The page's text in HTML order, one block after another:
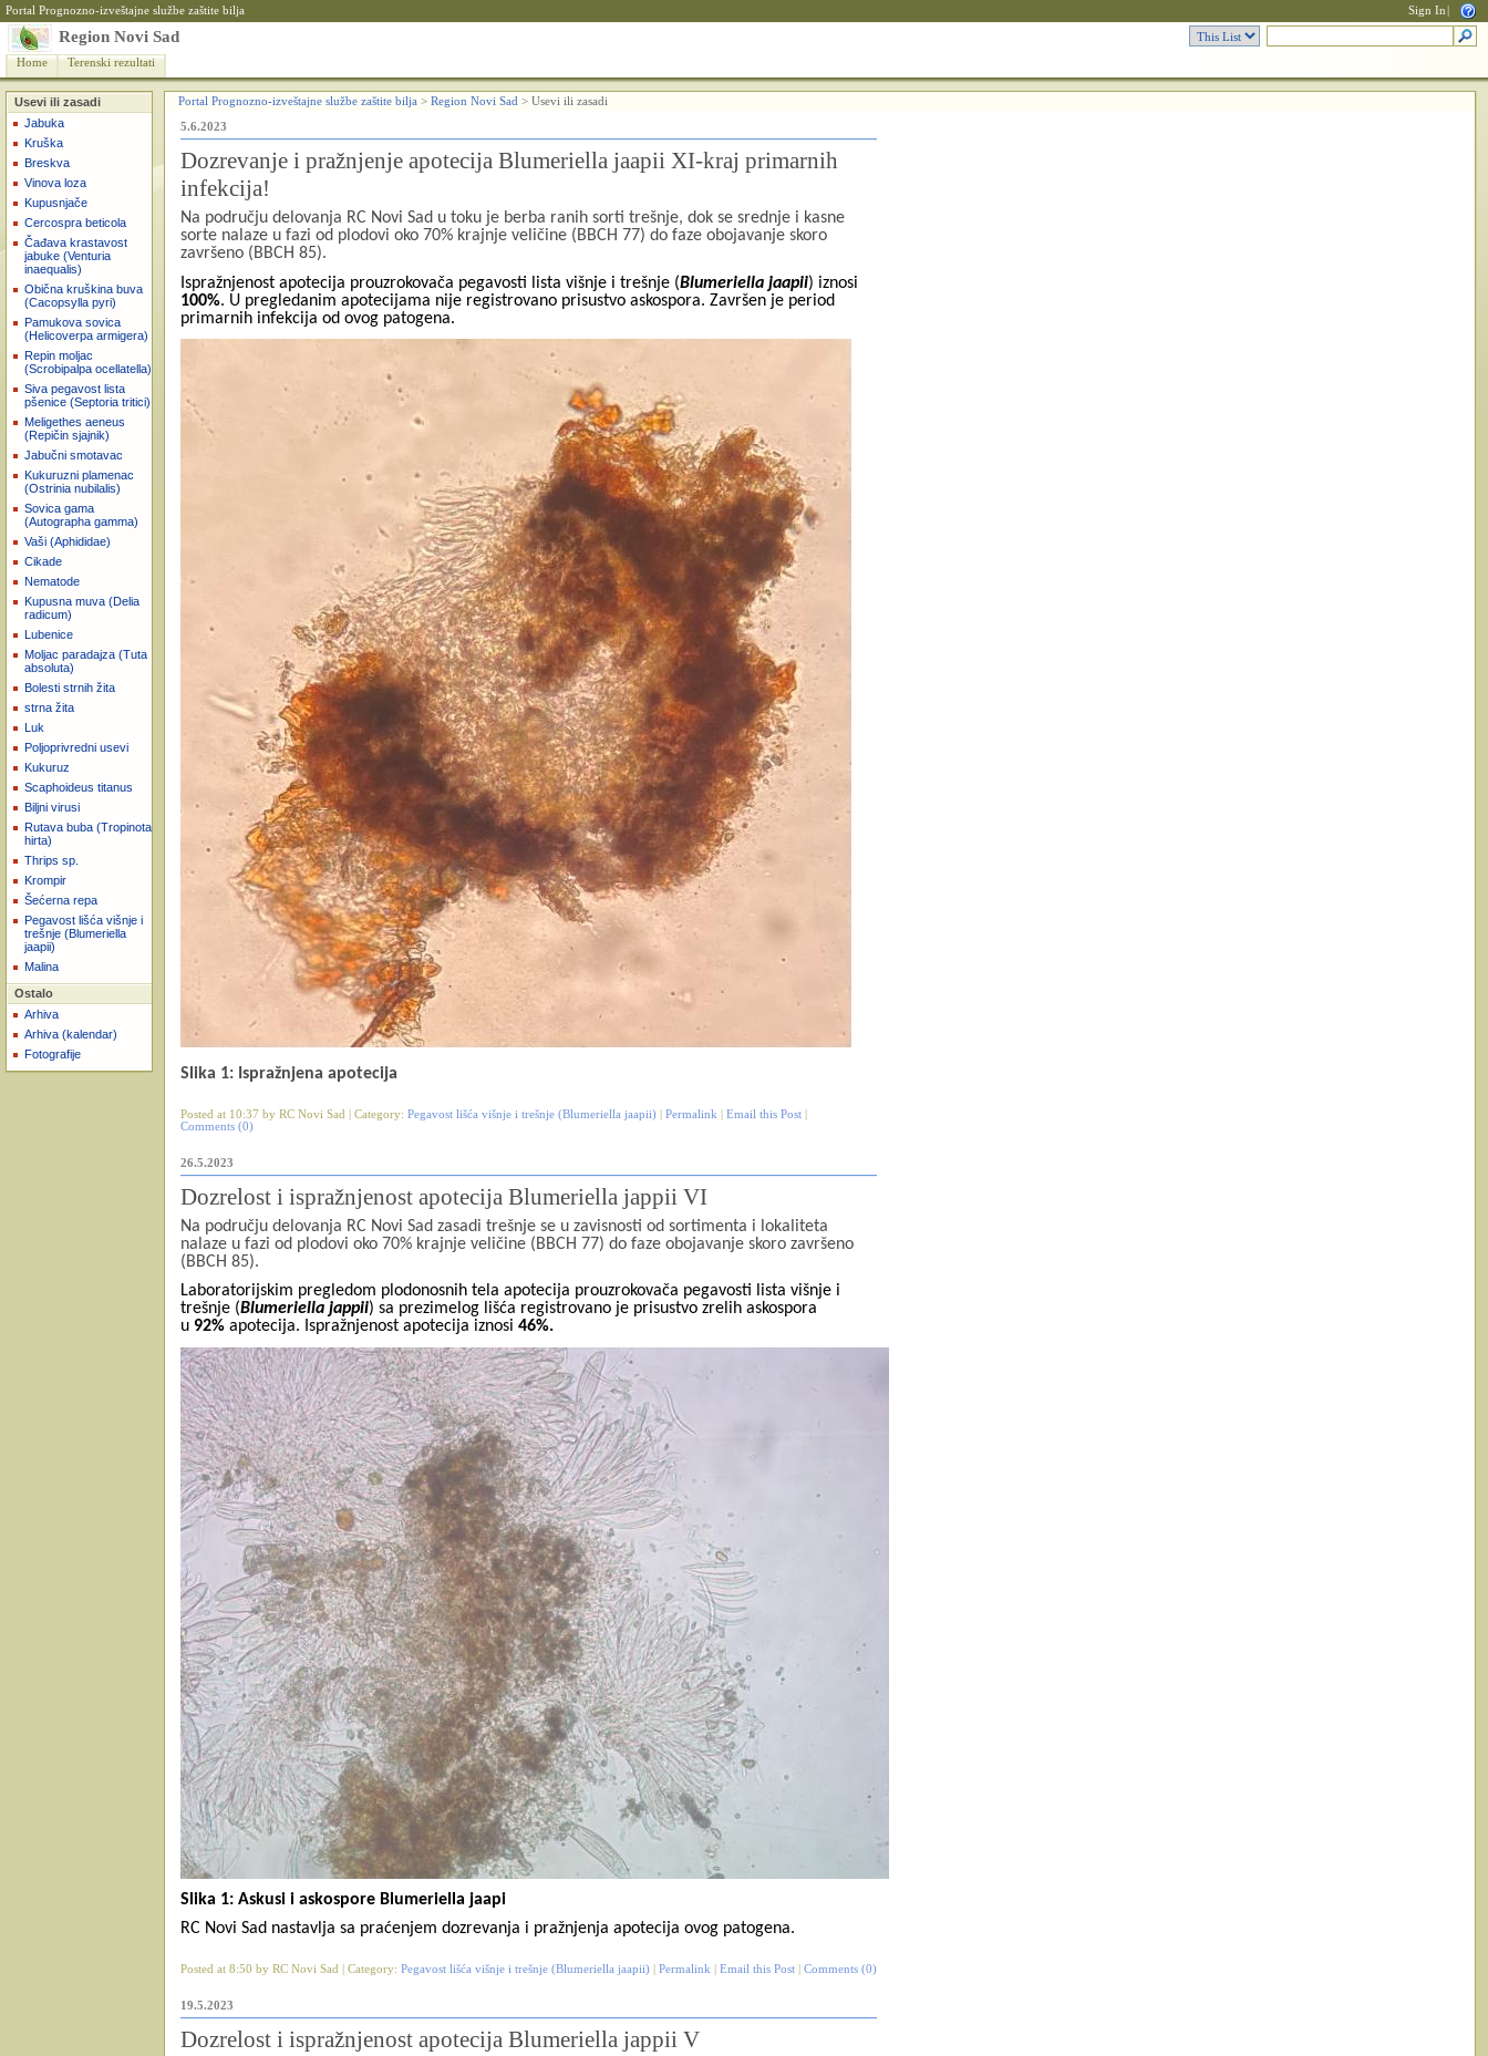
Portal Prognozno-izveštajne službe zaštite bilja Sign In
Region Novi Sad
Home Terenski rezultati
Usevi ili zasadi
Jabuka
Kruška
Breskva
Vinova loza
Kupusnjače
Cercospra beticola
Čađava krastavost
jabuke (Venturia
inaequalis)
Obična kruškina buva
(Cacopsylla pyri)
Pamukova sovica
(Helicoverpa armigera)
Repin moljac
(Scrobipalpa ocellatella)
Siva pegavost lista
pšenice (Septoria tritici)
Meligethes aeneus
(Repičin sjajnik)
Jabučni smotavac
Kukuruzni plamenac
(Ostrinia nubilalis)
Sovica gama
(Autographa gamma)
Vaši (Aphididae)
Cikade
Nematode
Kupusna muva (Delia
radicum)
Lubenice
Moljac paradajza (Tuta
absoluta)
Bolesti strnih žita
strna žita
Luk
Poljoprivredni usevi
Kukuruz
Scaphoideus titanus
Biljni virusi
Rutava buba (Tropinota
hirta)
Thrips sp.
Krompir
Šećerna repa
Pegavost lišća višnje i
trešnje (Blumeriella
jaapii)
Malina
Ostalo
Arhiva
Arhiva (kalendar)
Fotografije
Portal Prognozno-izveštajne službe zaštite bilja > Region Novi Sad > Usevi ili zasadi
5.6.2023
Dozrevanje i pražnjenje apotecija Blumeriella jaapii XI-kraj primarnih
infekcija!
Na području delovanja RC Novi Sad u toku je berba ranih sorti trešnje, dok se srednje i kasne
sorte nalaze u fazi od plodovi oko 70% krajnje veličine (BBCH 77) do faze obojavanje skoro
završeno (BBCH 85).
Ispražnjenost apotecija prouzrokovača pegavosti lista višnje i trešnje (Blumeriella jaapii) iznosi
100%. U pregledanim apotecijama nije registrovano prisustvo askospora. Završen je period
primarnih infekcija od ovog patogena.
Slika 1: Ispražnjena apotecija
Posted at 10:37 by RC Novi Sad | Category: Pegavost lišća višnje i trešnje (Blumeriella jaapii) Permalink Email this Post
Comments (0)
26.5.2023
Dozrelost i ispražnjenost apotecija Blumeriella jappii VI
Na području delovanja RC Novi Sad zasadi trešnje se u zavisnosti od sortimenta i lokaliteta
nalaze u fazi od plodovi oko 70% krajnje veličine (BBCH 77) do faze obojavanje skoro završeno
(BBCH 85).
Laboratorijskim pregledom plodonosnih tela apotecija prouzrokovača pegavosti lista višnje i
trešnje (Blumeriella jappii) sa prezimelog lišća registrovano je prisustvo zrelih askospora
u 92% apotecija. Ispražnjenost apotecija iznosi 46%.
Slika 1: Askusi i askospore Blumeriella jaapi
RC Novi Sad nastavlja sa praćenjem dozrevanja i pražnjenja apotecija ovog patogena.
Posted at 8:50 by RC Novi Sad | Category: Pegavost lišća višnje i trešnje (Blumeriella jaapii) Permalink Email this Post Comments (0)
19.5.2023
Dozrelost i ispražnjenost apotecija Blumeriella jappii V